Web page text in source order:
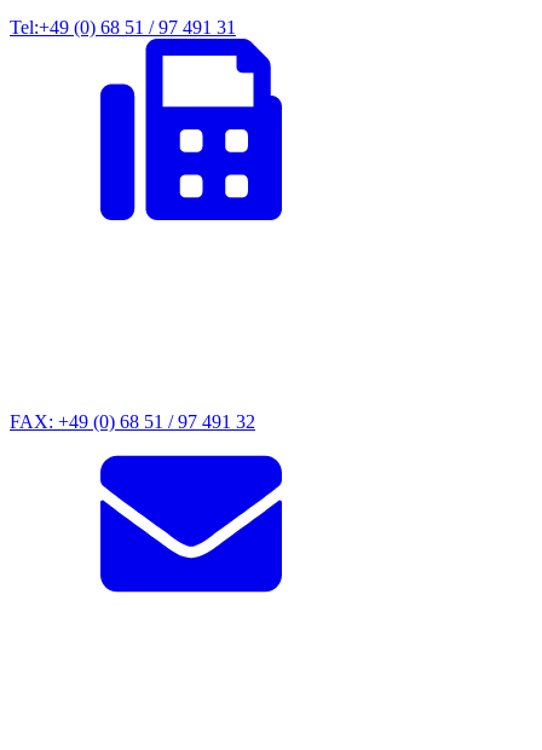
Tel:+49 (0) 68 51 / 97 491 31
FAX: +49 (0) 68 51 / 97 491 32